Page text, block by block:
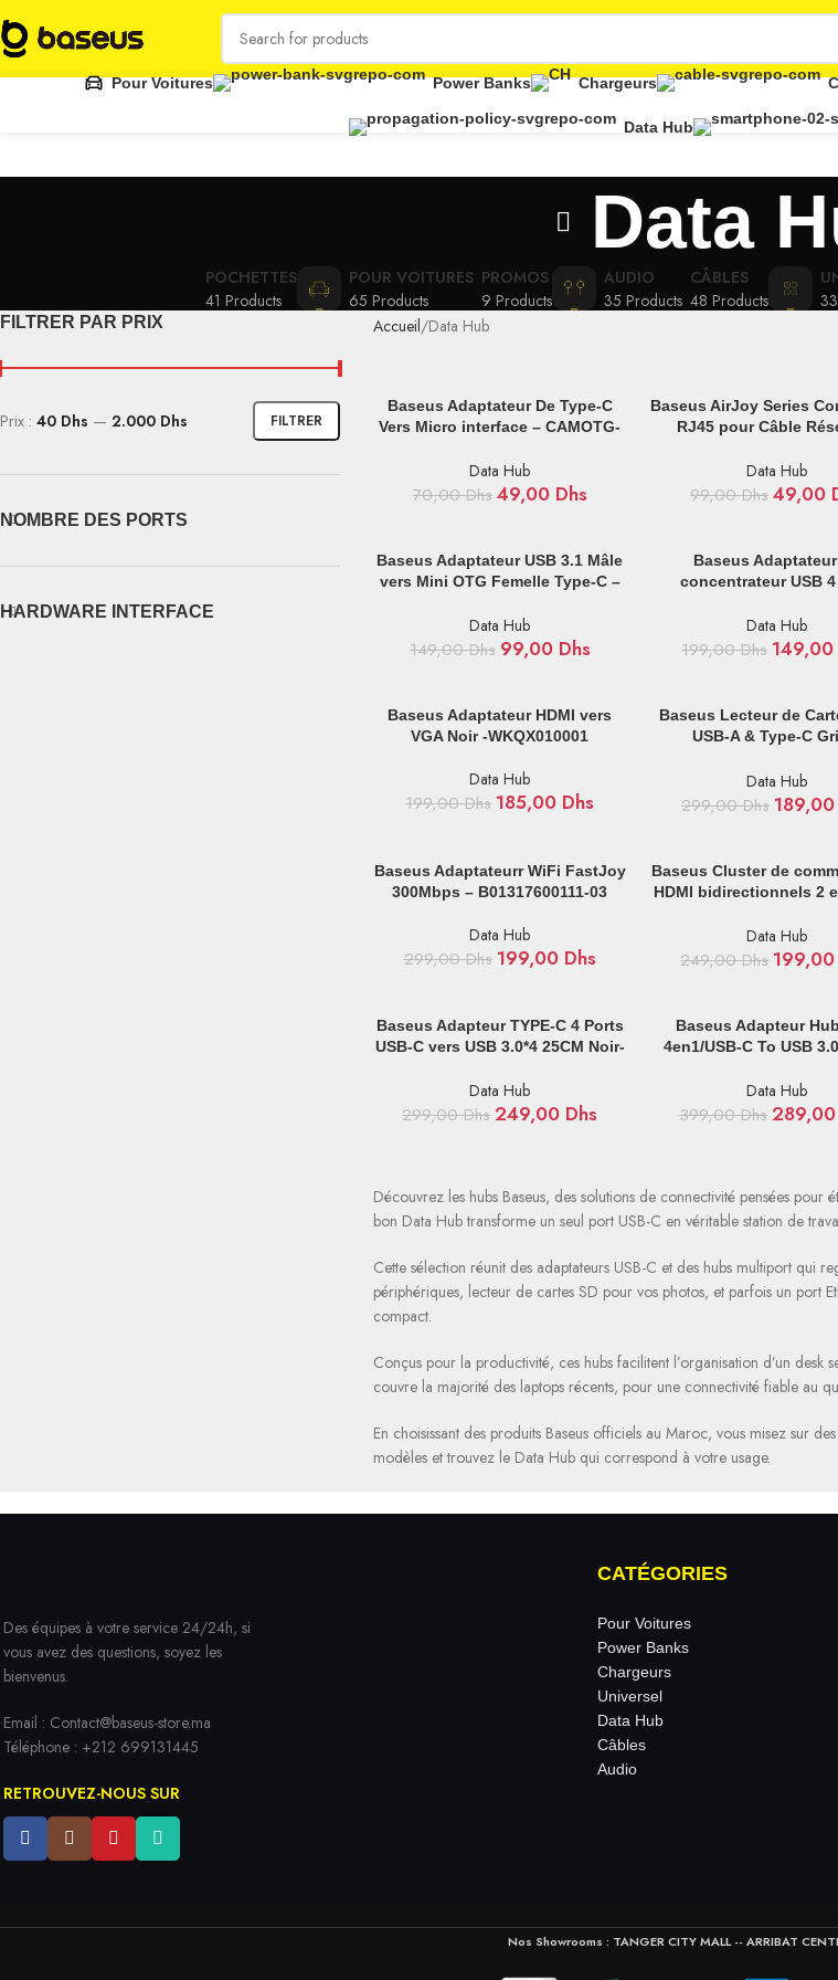
Pour Voitures Power Banks Chargeurs
Data Hub
Data
POCHETTES
41 Products
POUR VOITURES
65 Products
PROMOS
9 Products
AUDIO
35 Products
CÂBLES
48 Products
FILTRER PAR PRIX
FILTRER
Prix : 40 Dhs — 2.000 Dhs
NOMBRE DES PORTS
HARDWARE INTERFACE
Accueil Data Hub
AJOUTER AU PANIER
Baseus Adaptateur De Type-C
Vers Micro interface – CAMOTG-
Data Hub
70,00Dhs49,00 Dhs
AJOUTER AU PANIER
Baseus AirJoy Series
RJ45 pour Câble
Data Hub
99,00Dhs49,00
AJOUTER AU PANIER
Baseus Adaptateur USB 3.1 Mâle
vers Mini OTG Femelle Type-C –
Data Hub
149,00Dhs 99,00 Dhs
AJOUTER AU PANIER
Baseus
concentrateur USB
1m -Noir -CAHUB-
Data Hub
199,00Dhs 149,00
AJOUTER AU PANIER
Baseus Adaptateur HDMI vers
VGA Noir -WKQX010001
Data Hub
199,00Dhs 185,00 Dhs
AJOUTER AU PANIER
Baseus Lecteur de
USB-A & Type-C
Data Hub
299,00Dhs 189,00
AJOUTER AU PANIER
Baseus Adaptateurr WiFi FastJoy
300Mbps – B01317600111-03
Data Hub
299,00Dhs 199,00 Dhs
AJOUTER AU PANIER
Baseus Cluster de
HDMI bidirectionnels 2
Data Hub
249,00Dhs 199,00
AJOUTER AU PANIER
Baseus Adapteur TYPE-C 4 Ports
USB-C vers USB 3.0*4 25CM Noir-
Data Hub
299,00Dhs249,00 Dhs
AJOUTER AU PANIER
Baseus Adapteur
4en1/USB-C To USB
Data Hub
399,00Dhs 289,00
Découvrez les hubs Baseus, des solutions de connectivité pensées
bon Data Hub transforme un seul port USB-C en véritable station de
Cette sélection réunit des adaptateurs USB-C et des hubs multiport qui
périphériques, lecteur de cartes SD pour vos photos, et parfois un port
compact.
Conçus pour la productivité, ces hubs facilitent l’organisation d’un
couvre la majorité des laptops récents, pour une connectivité fiable au
En choisissant des produits Baseus officiels au Maroc, vous misez sur
modèles et trouvez le Data Hub qui correspond à votre usage.
Des équipes à votre service 24/24h, si
vous avez des questions, soyez les
bienvenus.
Email : Contact@baseus-store.ma
Téléphone : +212 699131445
RETROUVEZ-NOUS SUR
CATÉGORIES
Pour Voitures
Power Banks
Chargeurs
Universel
Data Hub
Câbles
Audio
Nos Showrooms : TANGER CITY MALL -- ARRIBAT